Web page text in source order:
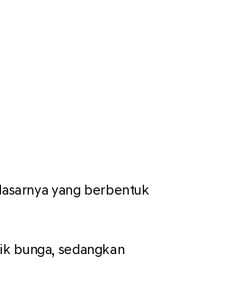
yang berbentuk
bunga, sedangkan